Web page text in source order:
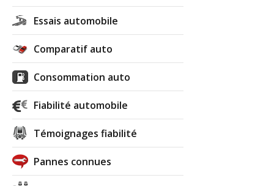
Essais automobile
Comparatif auto
Consommation auto
Fiabilité automobile
Témoignages fiabilité
Pannes connues